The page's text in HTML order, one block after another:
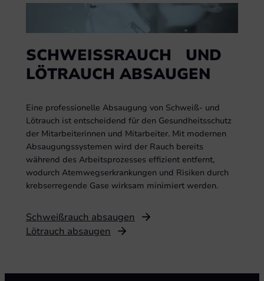
SCHWEISSRAUCH UND L
ÖTRAUCH ABSAUGEN
Eine professionelle Absaugung von Schweiß- und
Lötrauch ist entscheidend für den Gesundheitsschutz
der Mitarbeiterinnen und Mitarbeiter. Mit modernen
Absaugungssystemen wird der Rauch bereits
während des Arbeitsprozesses effizient entfernt,
wodurch Atemwegserkrankungen und Risiken durch
krebserregende Gase wirksam minimiert werden.
Schweißrauch absaugen
Lötrauch absaugen